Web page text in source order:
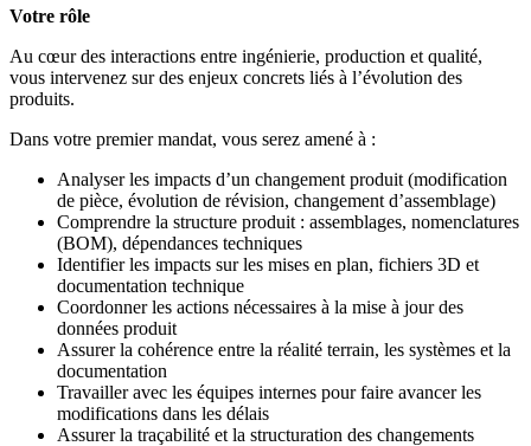
Votre rôle
Au cœur des interactions entre ingénierie, production et qualité,
vous intervenez sur des enjeux concrets liés à l’évolution des
produits.
Dans votre premier mandat, vous serez amené à :
Analyser les impacts d’un changement produit (modification
de pièce, évolution de révision, changement d’assemblage)
Comprendre la structure produit : assemblages, nomenclatures
(BOM), dépendances techniques
Identifier les impacts sur les mises en plan, fichiers 3D et
documentation technique
Coordonner les actions nécessaires à la mise à jour des
données produit
Assurer la cohérence entre la réalité terrain, les systèmes et la
documentation
Travailler avec les équipes internes pour faire avancer les
modifications dans les délais
Assurer la traçabilité et la structuration des changements